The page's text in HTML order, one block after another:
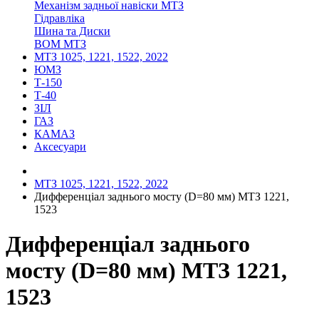
Механізм задньої навіски МТЗ
Гідравліка
Шина та Диски
ВОМ МТЗ
МТЗ 1025, 1221, 1522, 2022
ЮМЗ
Т-150
Т-40
ЗІЛ
ГАЗ
КАМАЗ
Аксесуари
МТЗ 1025, 1221, 1522, 2022
Дифференціал заднього мосту (D=80 мм) МТЗ 1221,
1523
Дифференціал заднього
мосту (D=80 мм) МТЗ 1221,
1523